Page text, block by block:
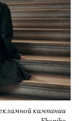
кампании